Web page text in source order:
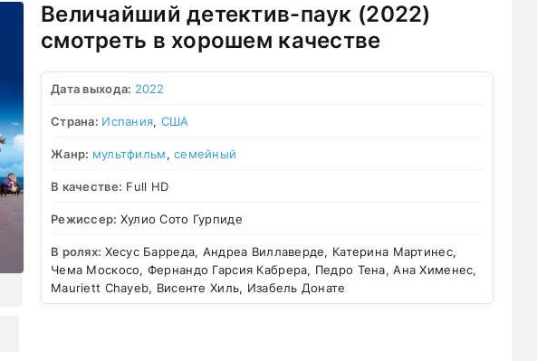
Величайший детектив-паук (2022)
смотреть в хорошем качестве
Дата выхода: 2022
Страна: Испания, США
Жанр: мультфильм,семейный
В качестве: Full HD
Режиссер: Хулио Сото Гурпиде
В ролях: Хесус Барреда, Андреа Виллаверде, Катерина Мартинес,
Чема Москосо, Фернандо Гарсия Кабрера, Педро Тена, Ана Хименес,
Mauriett Chayeb, Висенте Хиль, Изабель Донате